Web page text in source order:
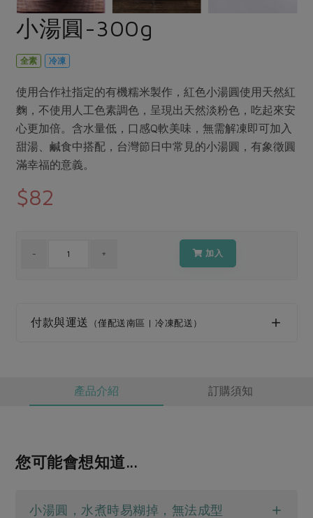
美妝保養 個人清潔
家庭清潔
日用品
最新產品
優惠專區
素食專區
主題食譜
養身食補
節慶大餐
2024農業發展計畫年度報告
更多議題活動
傳到心坎裡，誠心又澎派
生活者e週報
綠主張月刊
典藏閱覽室
社務專區
選舉專區
最新消息
媒體報導
下載專區
社務會議
小湯圓-300g
全素 冷凍
使用合作社指定的有機糯米製作，紅色小湯圓使用天然紅
麴，不使用人工色素調色，呈現出天然淡粉色，吃起來安
心更加倍。含水量低，口感Q軟美味，無需解凍即可加入
甜湯、鹹食中搭配，台灣節日中常見的小湯圓，有象徵圓
滿幸福的意義。
$82
加入
付款與運送 （僅配送南區 | 冷凍配送）
產品介紹 訂購須知
您可能會想知道...
小湯圓，水煮時易糊掉，無法成型